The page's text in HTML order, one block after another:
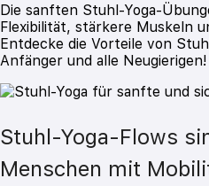
Die sanften Stuhl-Yoga-
Flexibilität, stärkere Muskeln
Entdecke die Vorteile von
Anfänger und alle Neugierigen!
Stuhl-Yoga-Flows
Menschen mit